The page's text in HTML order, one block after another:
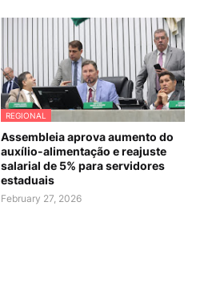
REGIONAL
Assembleia aprova aumento do
auxílio-alimentação e reajuste
salarial de 5% para servidores
estaduais
February 27, 2026